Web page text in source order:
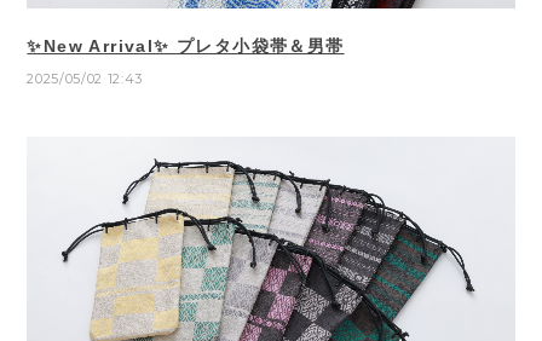
✨New Arrival✨ プレタ小袋帯＆男帯
2025/05/02 12:43